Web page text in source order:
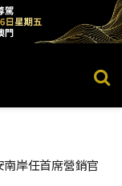
岸任首席營銷官